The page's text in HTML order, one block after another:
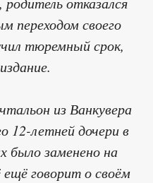
переходом своего
тюремный срок,
из Ванкувера
12-летней дочери в
было заменено на
говорит о своём